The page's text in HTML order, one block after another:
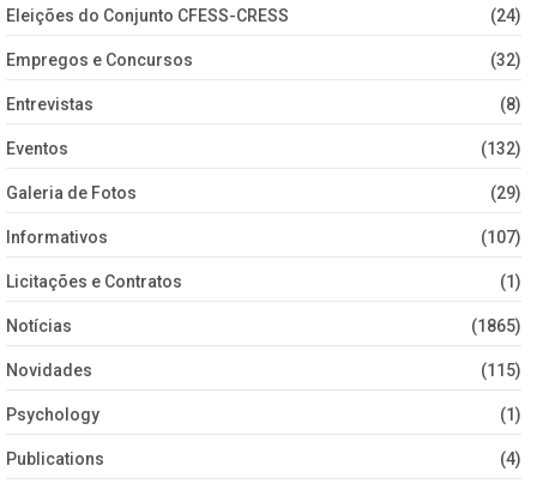
Eleições do Conjunto CFESS-CRESS (24)
Empregos e Concursos (32)
Entrevistas (8)
Eventos (132)
Galeria de Fotos (29)
Informativos (107)
Licitações e Contratos (1)
Notícias (1865)
Novidades (115)
Psychology (1)
Publications (4)